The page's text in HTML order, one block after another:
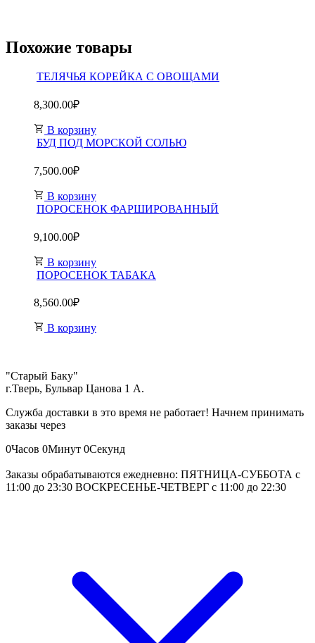
Похожие товары
ТЕЛЯЧЬЯ КОРЕЙКА С ОВОЩАМИ
8,300.00₽
В корзину
БУД ПОД МОРСКОЙ СОЛЬЮ
7,500.00₽
В корзину
ПОРОСЕНОК ФАРШИРОВАННЫЙ
9,100.00₽
В корзину
ПОРОСЕНОК ТАБАКА
8,560.00₽
В корзину
"Старый Баку"
г.Тверь, Бульвар Цанова 1 А.
Служба доставки в это время не работает! Начнем принимать
заказы через
0Часов 0Минут 0Секунд
Заказы обрабатываются ежедневно: ПЯТНИЦА-СУББОТА с
11:00 до 23:30 ВОСКРЕСЕНЬЕ-ЧЕТВЕРГ с 11:00 до 22:30